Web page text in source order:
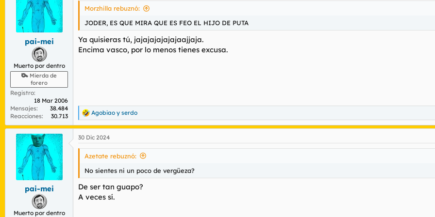
e
s
:
pai-mei
Muerto por dentro
Mierda de
forero
Registro
18 Mar 2006
Mensajes
38.484
Reacciones
30.713
Morzhilla rebuznó:
JODER, ES QUE MIRA QUE ES FEO EL HIJO DE PUTA
Ya quisieras tú, jajajajajajajaajjaja.
Encima vasco, por lo menos tienes excusa.
R
e
a
c
c
e
s
Agobiao y serdo
pai-mei
Muerto por dentro
30 Dic 2024
Azetate rebuznó:
No sientes ni un poco de vergüeza?
De ser tan guapo?
A veces sí.